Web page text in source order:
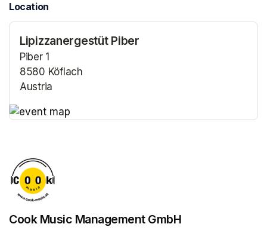
Location
Lipizzanergestüt Piber
Piber 1
8580 Köflach
Austria
Cook Music Management GmbH